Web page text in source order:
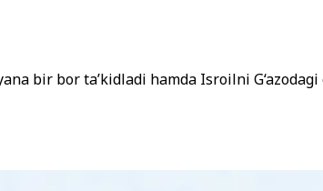
bir bor ta’kidladi hamda Isroilni G‘azodagi